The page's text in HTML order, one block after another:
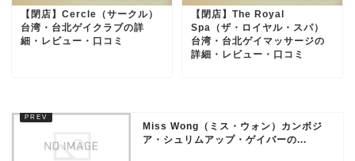
【閉店】Cercle（サークル）
台湾・台北ゲイクラブの詳
細・レビュー・口コミ
【閉店】The Royal
Spa（ザ・ロイヤル・スパ）
台湾・台北ゲイマッサージの
詳細・レビュー・口コミ
Miss Wong（ミス・ウォン）カンボジ
ア・シュリムアップ・ゲイバーの...